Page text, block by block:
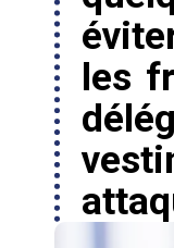
les